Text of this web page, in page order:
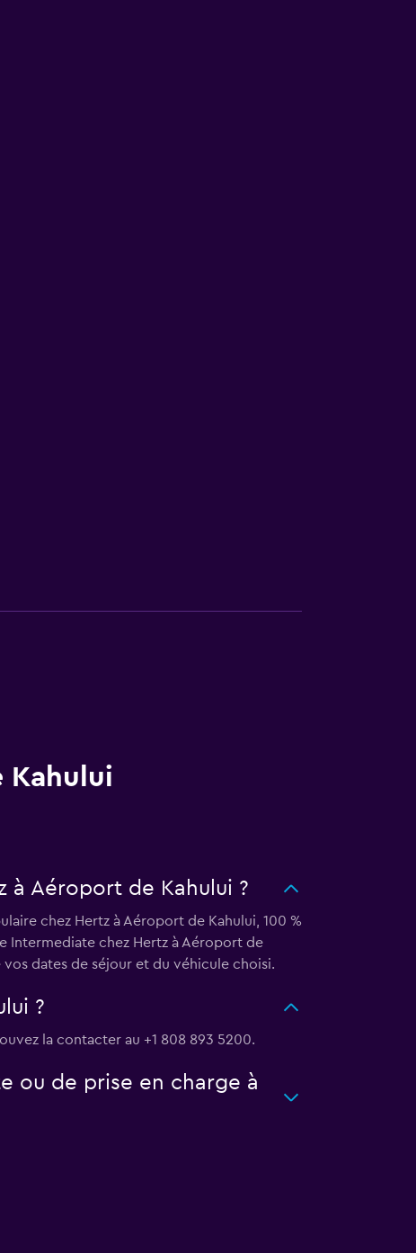
Kahului
à Aéroport de Kahului ?
chez Hertz à Aéroport de Kahului, 100 %
Intermediate chez Hertz à Aéroport de
dates de séjour et du véhicule choisi.
?
la contacter au +1 808 893 5200.
ou de prise en charge à